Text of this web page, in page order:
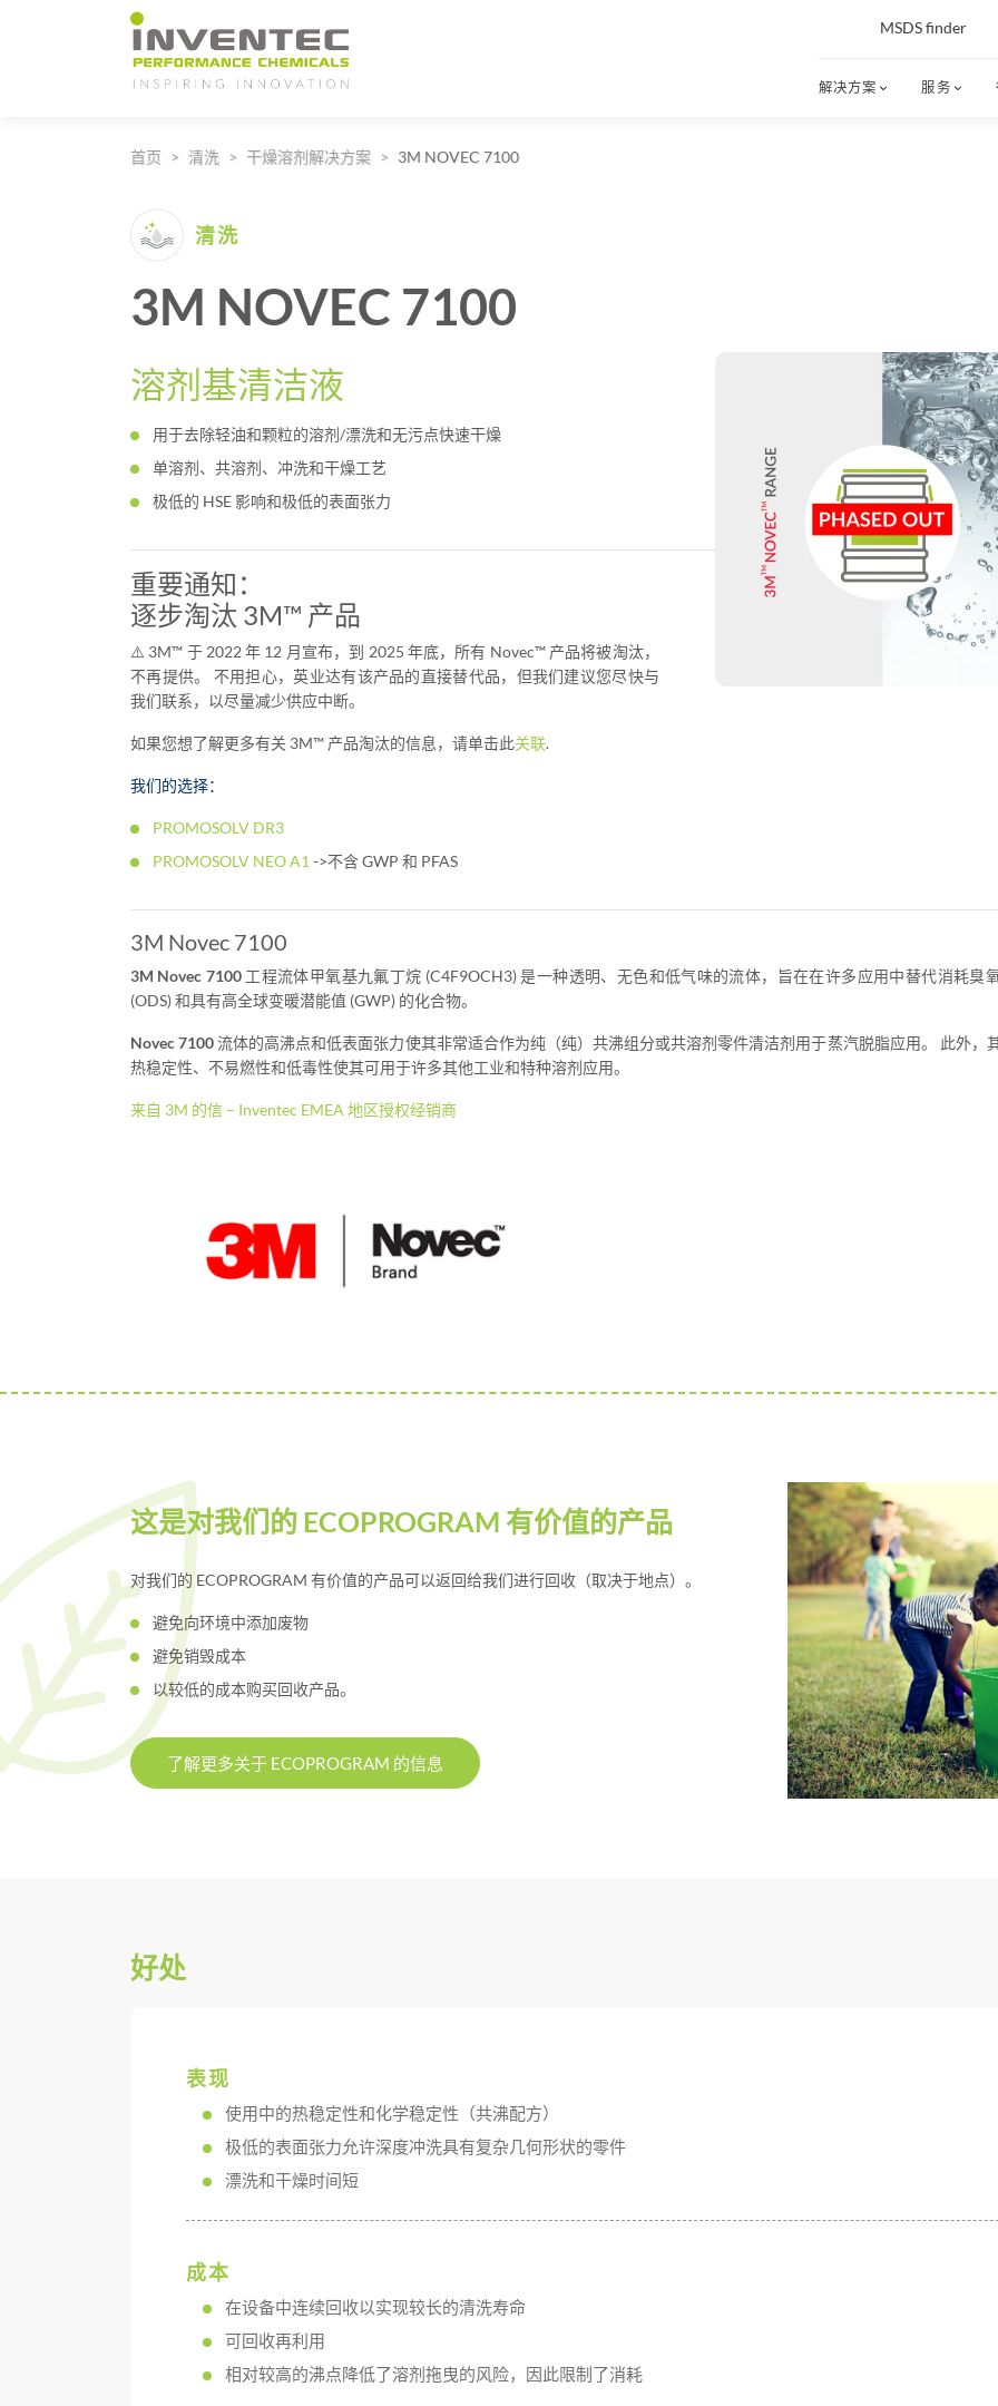
Main Navigation
MSDS finder
解决方案 服务
首页 清洗 干燥溶剂解决方案 3M NOVEC 7100
清洗
3M NOVEC 7100
溶剂基清洁液
用于去除轻油和颗粒的溶剂/漂洗和无污点快速干燥
单溶剂、共溶剂、冲洗和干燥工艺
极低的 HSE 影响和极低的表面张力
重要通知：
逐步淘汰 3M™ 产品
⚠️ 3M™ 于 2022 年 12 月宣布，到 2025 年底，所有 Novec™ 产品将被淘汰，
不再提供。 不用担心，英业达有该产品的直接替代品，但我们建议您尽快与
我们联系，以尽量减少供应中断。
如果您想了解更多有关 3M™ 产品淘汰的信息，请单击此关联.
我们的选择：
PROMOSOLV DR3
PROMOSOLV NEO A1 ->不含 GWP 和 PFAS
3M Novec 7100
3M Novec 7100工程流体甲氧基九氟丁烷 (C4F9OCH3) 是一种透明、无色和低气味的流体，旨在在许多应用中替代消耗臭
(ODS) 和具有高全球变暖潜能值 (GWP) 的化合物。
Novec 7100流体的高沸点和低表面张力使其非常适合作为纯（纯）共沸组分或共溶剂零件清洁剂用于蒸汽脱脂应用。 此外，
热稳定性、不易燃性和低毒性使其可用于许多其他工业和特种溶剂应用。
来自 3M 的信 – Inventec EMEA 地区授权经销商
这是对我们的 ECOPROGRAM 有价值的产品
对我们的 ECOPROGRAM 有价值的产品可以返回给我们进行回收（取决于地点）。
避免向环境中添加废物
避免销毁成本
以较低的成本购买回收产品。
了解更多关于 ECOPROGRAM 的信息
好处
表现
使用中的热稳定性和化学稳定性（共沸配方）
极低的表面张力允许深度冲洗具有复杂几何形状的零件
漂洗和干燥时间短
成本
在设备中连续回收以实现较长的清洗寿命
可回收再利用
相对较高的沸点降低了溶剂拖曳的风险，因此限制了消耗